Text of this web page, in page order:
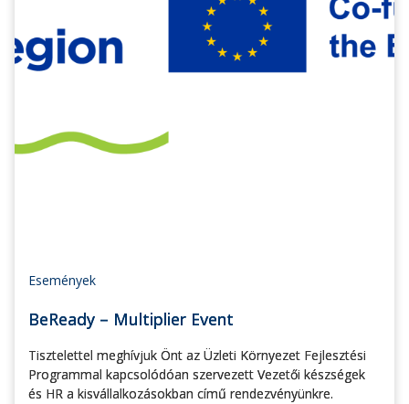
Események
BeReady – Multiplier Event
Tisztelettel meghívjuk Önt az Üzleti Környezet Fejlesztési
Programmal kapcsolódóan szervezett Vezetői készségek
és HR a kisvállalkozásokban című rendezvényünkre.